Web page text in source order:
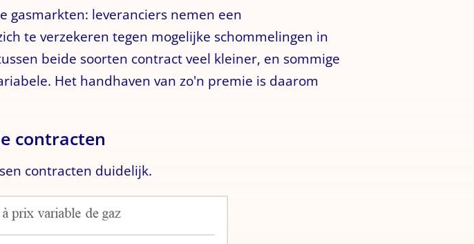
gasmarkten: leveranciers nemen een
te verzekeren tegen mogelijke schommelingen in
beide soorten contract veel kleiner, en sommige
Het handhaven van zo'n premie is daarom
contracten
contracten duidelijk.